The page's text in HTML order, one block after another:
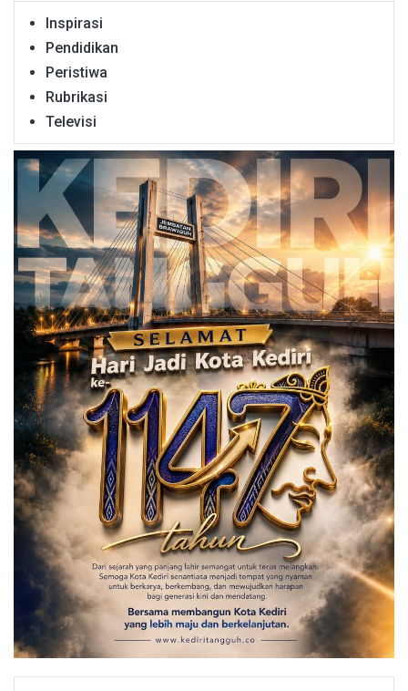
Inspirasi
Pendidikan
Peristiwa
Rubrikasi
Televisi